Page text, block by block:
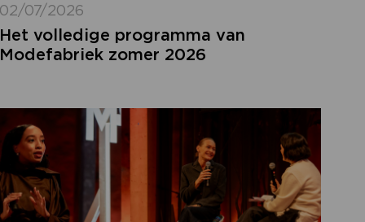
02/07/2026
Het volledige programma van
Modefabriek zomer 2026